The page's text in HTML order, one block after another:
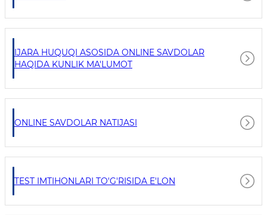
IJARA HUQUQI ASOSIDA ONLINE SAVDOLAR
HAQIDA KUNLIK MA'LUMOT
ONLINE SAVDOLAR NATIJASI
TEST IMTIHONLARI TO'G'RISIDA E'LON